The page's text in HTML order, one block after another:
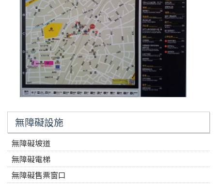
無障礙設施
無障礙坡道
無障礙電梯
無障礙售票窗口